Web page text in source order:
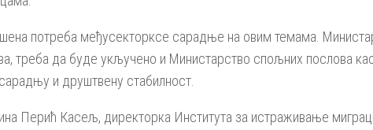
потреба међусекторксе сарадње на овим темама.
треба да буде укључено и Министарство спољних послова
и друштвену стабилност.
Перић Касељ, директорка Института за истраживање